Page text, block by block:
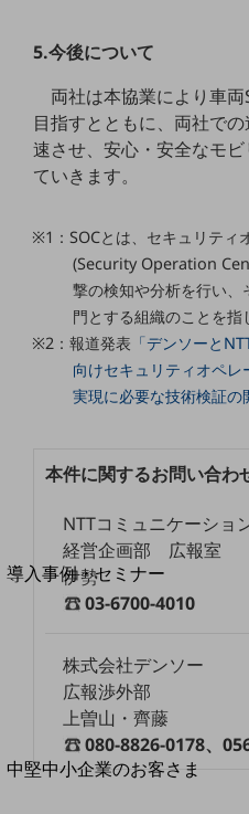
5Gデータプラス
データプラス
home5Gプラン
モバイルサービス
端末の一元管理
セキュリティ
運用保守・故障紛失サポート
回線・ネットワーク
別ウィンドウで開きます
サービスをご利用中のお客さま
導入事例・セミナー
導入事例TOP
セミナー
開催・出展する各種セミナー、イベント
中堅中小企業のお客さま
5.今後について
両社は本協業により車
目指すとともに、両社で
速させ、安心・安全なモ
ていきます。
※1：SOCとは、セキュリティ
(Security Operation
撃の検知や分析を行い
門とする組織のことを指
※2：報道発表 「デンソーと
向けセキュリティオペレ
実現に必要な技術検証の
本件に関するお問い合わ
NTTコミュニケーショ
経営企画部 広報室
伊勢
03-6700-4010
株式会社デンソー
広報渉外部
上曽山・齊藤
080-8826-0178、